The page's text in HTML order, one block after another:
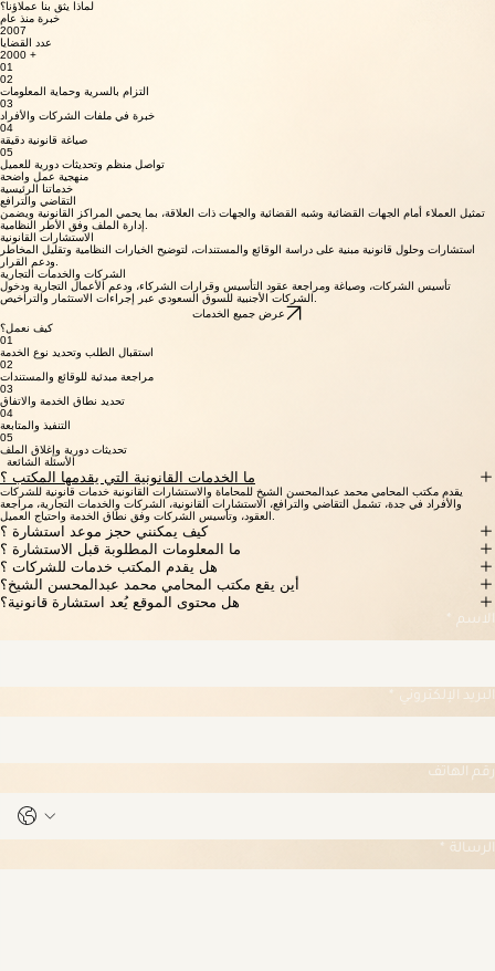
لماذا يثق بنا عملاؤنا؟
خبرة منذ عام
2007
عدد القضايا
2000 +
01
02
التزام بالسرية وحماية المعلومات
03
خبرة في ملفات الشركات والأفراد
04
صياغة قانونية دقيقة
05
تواصل منظم وتحديثات دورية للعميل
منهجية عمل واضحة
خدماتنا الرئيسية
التقاضي والترافع
تمثيل العملاء أمام الجهات القضائية وشبه القضائية والجهات ذات العلاقة، بما يحمي المراكز القانونية ويضمن
إدارة الملف وفق الأطر النظامية.
الاستشارات القانونية
استشارات وحلول قانونية مبنية على دراسة الوقائع والمستندات، لتوضيح الخيارات النظامية وتقليل المخاطر
الشركات والخدمات التجارية
تأسيس الشركات، وصياغة ومراجعة عقود التأسيس وقرارات الشركاء، ودعم الأعمال التجارية ودخول
كيف نعمل؟
01
استقبال الطلب وتحديد نوع الخدمة
02
مراجعة مبدئية للوقائع والمستندات
03
تحديد نطاق الخدمة والاتفاق
04
التنفيذ والمتابعة
05
تحديثات دورية وإغلاق الملف
الأسئلة الشائعة
ما الخدمات القانونية التي يقدمها المكتب ؟
يقدم مكتب المحامي محمد عبدالمحسن الشيخ للمحاماة والاستشارات القانونية خدمات قانونية للشركات
والأفراد في جدة، تشمل التقاضي والترافع، الاستشارات القانونية، الشركات والخدمات التجارية، مراجعة
كيف يمكنني حجز موعد استشارة ؟
ما المعلومات المطلوبة قبل الاستشارة ؟
الاسم *
البريد الإلكتروني *
رقم الهاتف